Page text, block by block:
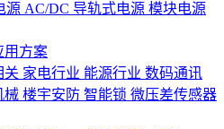
源 AC/DC 导轨式电源 模块电源
用方案
关 家电行业 能源行业 数码通讯
械 楼宇安防 智能锁 微压差传感器